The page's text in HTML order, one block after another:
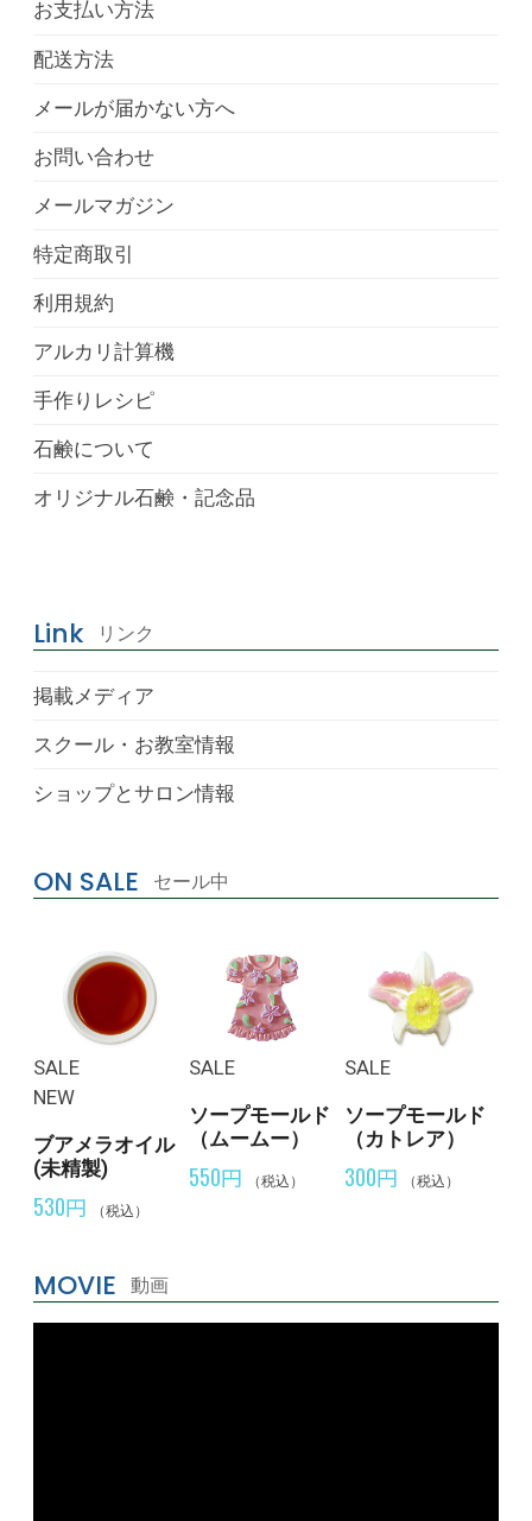
お支払い方法
配送方法
メールが届かない方へ
お問い合わせ
メールマガジン
特定商取引
利用規約
アルカリ計算機
手作りレシピ
石鹸について
オリジナル石鹸・記念品
Link リンク
掲載メディア
スクール・お教室情報
ショップとサロン情報
ON SALE セール中
SALE
NEW
ブアメラオイル
(未精製)
530円 （税込）
SALE
ソープモールド
（ムームー）
550円 （税込）
SALE
ソープモールド
（カトレア）
300円 （税込）
MOVIE 動画